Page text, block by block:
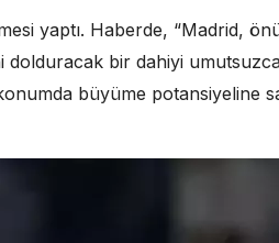
yaptı. Haberde, “Madrid,
bir dahiyi
büyüme potansiyeline